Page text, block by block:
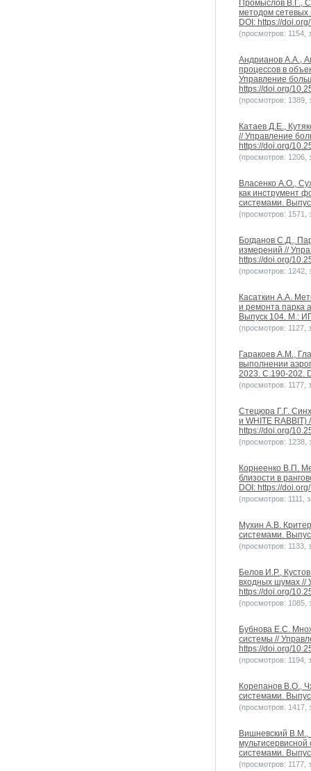
Промыслов В.Г.,
методом
DOI: https://
(просмотров: 1154,
Андрианов А.А.,
процессов в
Управление
https://doi.org/
(просмотров: 1389,
Катаев Д.Е.,
// Управление
https://doi.org/
(просмотров: 1206,
Власенко А.О.,
как инструмент
системами.
(просмотров: 1571,
Богданов С.Д.,
измерений //
https://doi.org/
(просмотров: 1242,
Касаткин А.А.
и ремонта парка
Выпуск 104. М.:
(просмотров: 1127,
Гаракоев А.М.,
выполнении
2023. С.190-202.
(просмотров: 1177,
Стецюра Г.Г.
и WHITE
https://doi.org/
(просмотров: 1238,
Корнеенко В.П.
близости в
DOI: https://
(просмотров: 1111,
Мухин А.В.
системами.
(просмотров: 1133,
Белов И.Р.,
входных шумах //
https://doi.org/
(просмотров: 1085,
Бубнова Е.С.
системы //
https://doi.org/
(просмотров: 1194,
Корепанов В.О.,
системами.
(просмотров: 1417,
Вишневский В.М.,
системами.
(просмотров: 1177,